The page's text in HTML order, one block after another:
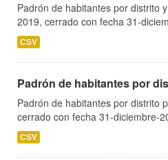
Padrón de habitantes por distrito
2019, cerrado con fecha 31-
CSV
Padrón de habitantes por
Padrón de habitantes por distrito
cerrado con fecha 31-diciembre-
CSV